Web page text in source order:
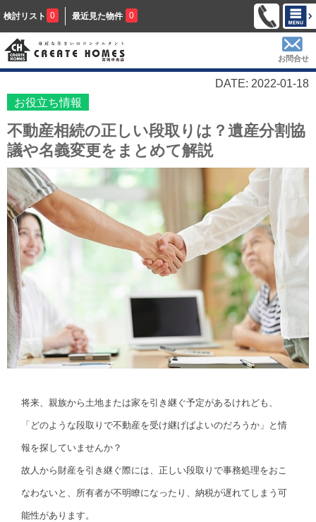
検討リスト 0 最近見た物件 0
お問合せ
DATE: 2022-01-18
お役立ち情報
不動産相続の正しい段取りは？遺産分割協
議や名義変更をまとめて解説
将来、親族から土地または家を引き継ぐ予定があるけれども、
「どのような段取りで不動産を受け継げばよいのだろうか」と情
報を探していませんか？
故人から財産を引き継ぐ際には、正しい段取りで事務処理をおこ
なわないと、所有者が不明瞭になったり、納税が遅れてしまう可
能性があります。